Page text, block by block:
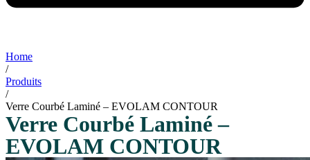
Home
/
Produits
/
Verre Courbé Laminé – EVOLAM CONTOUR
Verre Courbé Laminé –
EVOLAM CONTOUR